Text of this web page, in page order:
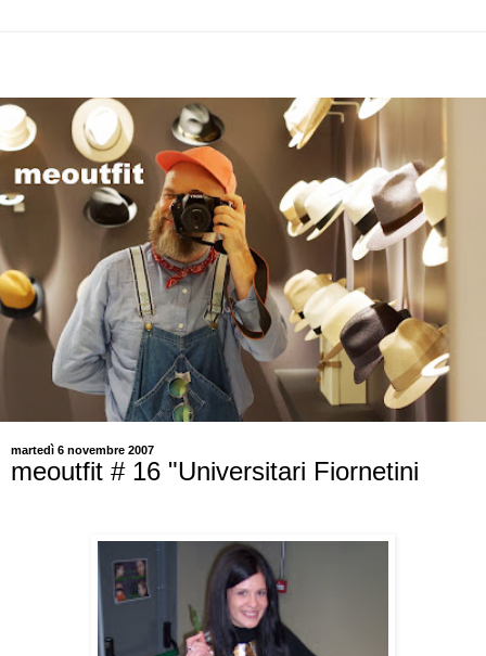
martedì 6 novembre 2007
meoutfit # 16 "Universitari Fiornetini